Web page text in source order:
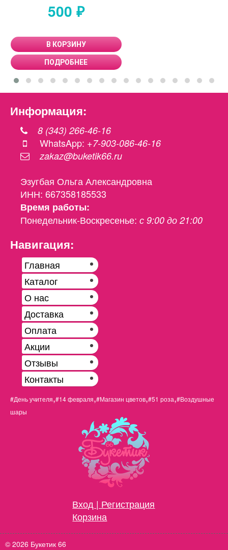
500 ₽
В КОРЗИНУ
ПОДРОБНЕЕ
Информация:
8 (343) 266-46-16
WhatsApp: +7-903-086-46-16
zakaz@buketik66.ru
Эзугбая Ольга Александровна
ИНН: 667358185533
Время работы:
Понедельник-Воскресенье: с 9:00 до 21:00
Навигация:
Главная
Каталог
О нас
Доставка
Оплата
Акции
Отзывы
Контакты
#День учителя,#14 февраля,#Магазин цветов,#51 роза,#Воздушные
шары
Вход | Регистрация
Корзина
© 2026 Букетик 66